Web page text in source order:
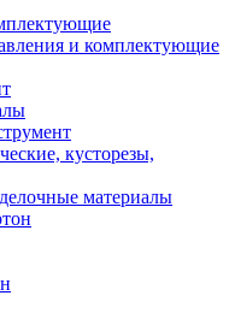
и комплектующие
кусторезы,
материалы